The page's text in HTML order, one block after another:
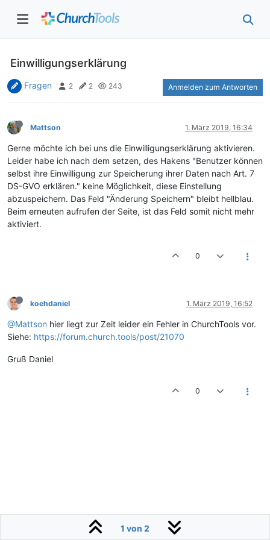
Einwilligungserklärung
Fragen 2 2 243 Anmelden zum Antworten
Mattson 1. März 2019, 16:34
Gerne möchte ich bei uns die Einwilligungserklärung aktivieren.
Leider habe ich nach dem setzen, des Hakens "Benutzer können
selbst ihre Einwilligung zur Speicherung ihrer Daten nach Art. 7
DS-GVO erklären." keine Möglichkeit, diese Einstellung
abzuspeichern. Das Feld "Änderung Speichern" bleibt hellblau.
Beim erneuten aufrufen der Seite, ist das Feld somit nicht mehr
aktiviert.
0
koehdaniel 1. März 2019, 16:52
@Mattson hier liegt zur Zeit leider ein Fehler in ChurchTools vor.
Siehe: https://forum.church.tools/post/21070
Gruß Daniel
0
1 von 2